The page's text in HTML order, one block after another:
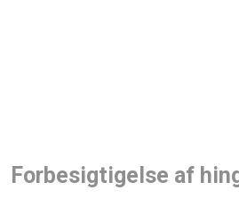
Forbesigtigelse af